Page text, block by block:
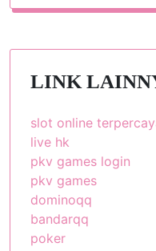
LINK
slot online
live hk
pkv games login
pkv games
dominoqq
bandarqq
poker